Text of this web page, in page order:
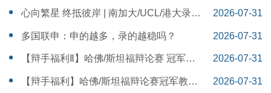
本早申时间线盘点～
16:30:04
心向繁星 终抵彼岸 | 南加大/UCL/港大录取
分享
2026-07-31
16:12:18
多国联申：申的越多，录的越稳吗？
2026-07-31
15:55:54
【辩手福利Ⅱ】哈佛/斯坦福辩论赛 冠军教
练带你解读WSDA全国赛Junior即兴辩论第
2026-07-31
15:41:53
【辩手福利】哈佛/斯坦福辩论赛冠军教练
2026-07-31